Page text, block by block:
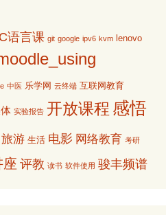
C语言课 git google ipv6 kvm lenovo
中医 乐学网 云终端 互联网教育
实验报告 开放课程 感悟
旅游 生活 电影 网络教育 考研
座 评教 读书 软件使用 骏丰频谱